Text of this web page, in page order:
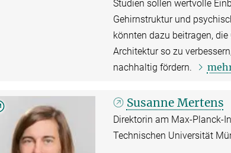
Studien sollen wertvolle
Gehirnstruktur und
könnten dazu beitragen,
Architektur so zu
nachhaltig fördern.
Susanne Mertens
Direktorin am Max-Planck-
Technischen Universität